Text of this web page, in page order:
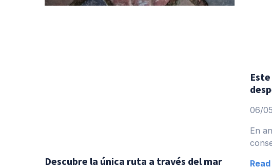
Descubre la única ruta a través del mar
06/
En